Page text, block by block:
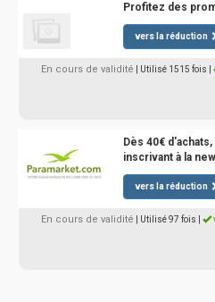
Profitez des
vers la réduction
En cours de validité | Utilisé 1515 fois
Dès 40€
inscrivant à la
vers la réduction
En cours de validité | Utilisé 97 fois